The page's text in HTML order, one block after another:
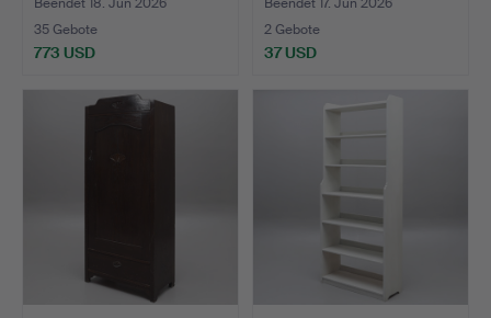
Teile, Kiefe…
35 Gebote
773 USD
2 Gebote
37 USD